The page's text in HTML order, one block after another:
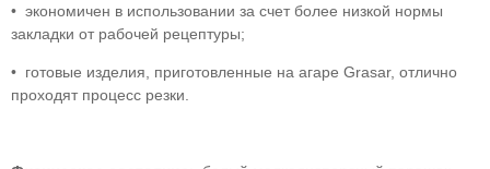
• экономичен в использовании за счет более низкой нормы
закладки от рабочей рецептуры;
• готовые изделия, приготовленные на агаре Grasar, отлично
проходят процесс резки.